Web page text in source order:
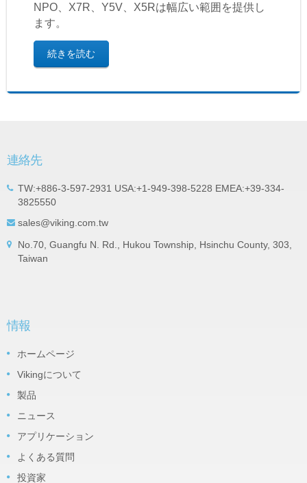
NPO、X7R、Y5V、X5Rは幅広い範囲を提供し
ます。
続きを読む
連絡先
TW:+886-3-597-2931 USA:+1-949-398-5228 EMEA:+39-334-
3825550
sales@viking.com.tw
No.70, Guangfu N. Rd., Hukou Township, Hsinchu County, 303,
Taiwan
情報
ホームページ
Vikingについて
製品
ニュース
アプリケーション
よくある質問
投資家